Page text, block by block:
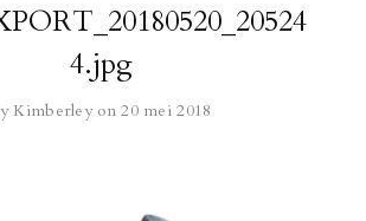
4.jpg
Kimberley on 20 mei 2018